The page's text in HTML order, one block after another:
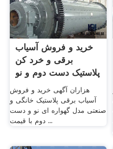
خرید و فروش آسیاب
برقی و خرد کن
پلاستیک دست دوم و نو
.
هزاران آگهی خرید و فروش
آسیاب برقی پلاستیک خانگی و
صنعتی مدل گهواره ای نو و دست
دوم با قیمت ...